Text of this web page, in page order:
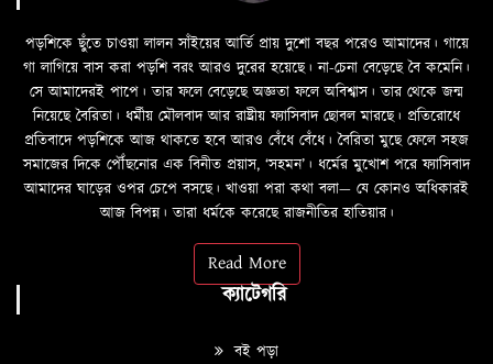
পড়শিকে ছুঁতে চাওয়া লালন সাঁইয়ের আর্তি প্রায় দুশো বছর পরেও আমাদের। গায়ে
গা লাগিয়ে বাস করা পড়শি বরং আরও দুরের হয়েছে। না-চেনা বেড়েছে বৈ কমেনি।
সে আমাদেরই পাপে। তার ফলে বেড়েছে অজ্ঞতা ফলে অবিশ্বাস। তার থেকে জন্ম
নিয়েছে বৈরিতা। ধর্মীয় মৌলবাদ আর রাষ্ট্রীয় ফ্যাসিবাদ ছোবল মারছে। প্রতিরোধে
প্রতিবাদে পড়শিকে আজ থাকতে হবে আরও বেঁধে বেঁধে। বৈরিতা মুছে ফেলে সহজ
সমাজের দিকে পৌঁছনোর এক বিনীত প্রয়াস, ‘সহমন’। ধর্মের মুখোশ পরে ফ্যাসিবাদ
আমাদের ঘাড়ের ওপর চেপে বসছে। খাওয়া পরা কথা বলা—­­ যে কোনও অধিকারই
আজ বিপন্ন। তারা ধর্মকে করেছে রাজনীতির হাতিয়ার।
Read More
ক্যাটেগরি
বই পড়া